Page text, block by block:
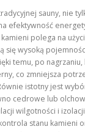
sauny, nie
efektywność
polega na
się wysoką
temu, po
co zmniejsza
istotny jest
cedrowe lub
wilgotności i
stanu kamieni